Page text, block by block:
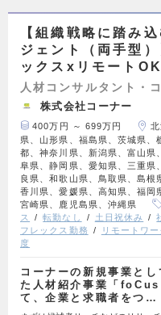
【組織戦略に踏み
ジェント（両手型
ックスxリモートOK
人材コンサルタント・
株式会社コーナー
400万円 ～ 699万円
県、山形県、福島県、茨城県
都、神奈川県、新潟県、富山県
阜県、静岡県、愛知県、三重県
良県、和歌山県、鳥取県、島根
香川県、愛媛県、高知県、福岡
宮崎県、鹿児島県、沖縄県
ス
転勤なし 土日祝休み
フレックス勤務
リモートワ
度
コーナーの新規事業と
た人材紹介事業「
て、企業と求職者をつ…